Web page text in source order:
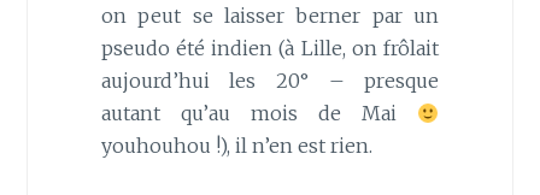
on peut se laisser berner par un
pseudo été indien (à Lille, on frôlait
aujourd’hui les 20° – presque
autant qu’au mois de Mai
youhouhou !), il n’en est rien.